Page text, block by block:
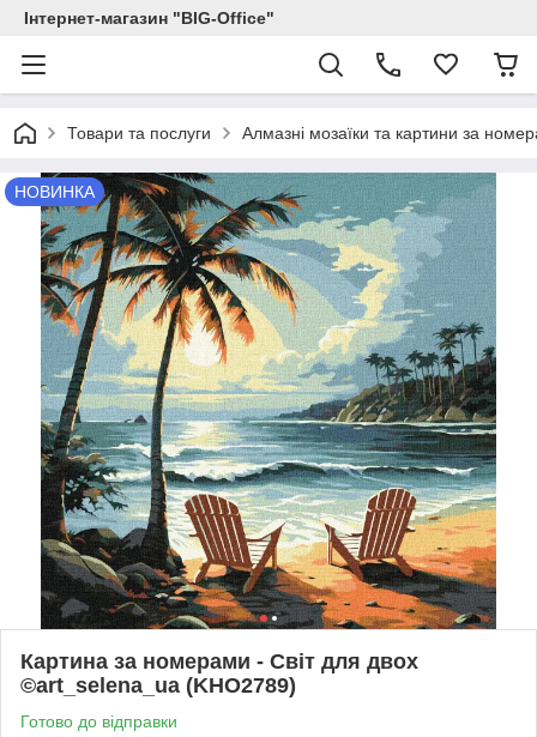
Інтернет-магазин "BIG-Office"
Товари та послуги Алмазні мозаїки та картини за
НОВИНКА
Картина за номерами - Світ для двох
©art_selena_ua (KHO2789)
Готово до відправки